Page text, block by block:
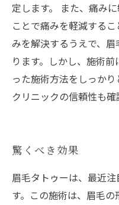
定します。 また、痛み
ことで痛みを軽減する
みを解決するうえで、
ります。しかし、施術
った施術方法をしっか
クリニックの信頼性も確
驚くべき効果
眉毛タトゥーは、最近
す。この施術は、眉毛